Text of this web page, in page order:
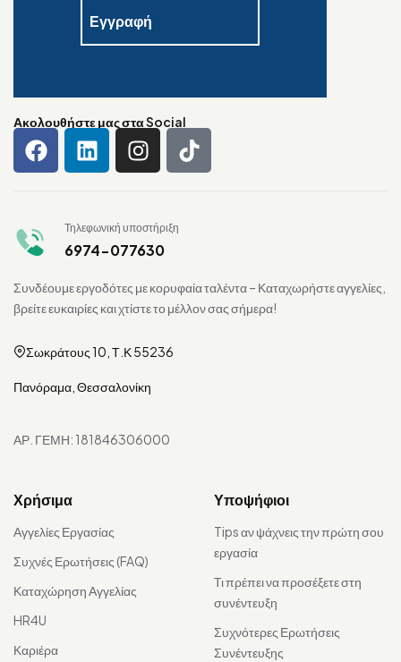
Ακολουθήστε μας στα Social
Τηλεφωνική υποστήριξη
6974-077630
Συνδέουμε εργοδότες με κορυφαία ταλέντα – Καταχωρήστε αγγελίες,
βρείτε ευκαιρίες και χτίστε το μέλλον σας σήμερα!
Σωκράτους 10, Τ.Κ 55236
Πανόραμα, Θεσσαλονίκη
ΑΡ. ΓΕΜΗ: 181846306000
Χρήσιμα
Αγγελίες Εργασίας
Συχνές Ερωτήσεις (FAQ)
Καταχώρηση Αγγελίας
HR4U
Καριέρα
Υποψήφιοι
Tips αν ψάχνεις την πρώτη σου
εργασία
Τι πρέπει να προσέξετε στη
συνέντευξη
Συχνότερες Ερωτήσεις
Συνέντευξης